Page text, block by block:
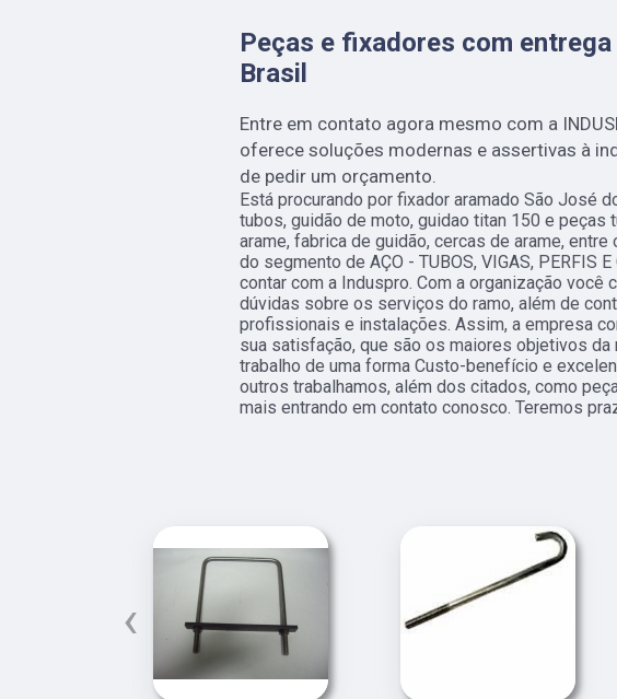
Peças e fixadores com
Brasil
Entre em contato agora mesmo com a
oferece soluções modernas e assertivas à
de pedir um orçamento.
Está procurando por fixador aramado São José
tubos, guidão de moto, guidao titan 150 e peças
arame, fabrica de guidão, cercas de arame,
do segmento de AÇO - TUBOS, VIGAS, PERFIS
contar com a Induspro. Com a organização você
dúvidas sobre os serviços do ramo, além de
profissionais e instalações. Assim, a empresa
sua satisfação, que são os maiores objetivos da
trabalho de uma forma Custo-benefício e
outros trabalhamos, além dos citados, como
mais entrando em contato conosco. Teremos
‹